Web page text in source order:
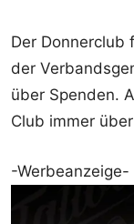
Der Donnerclub
der
über Spenden.
Club immer
-Werbeanzeige-